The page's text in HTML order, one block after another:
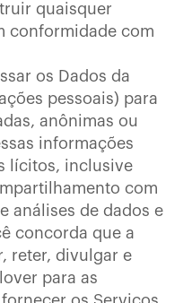
quaisquer
conformidade com
os Dados da
pessoais) para
anônimas ou
informações
lícitos, inclusive
com
análises de dados e
concorda que a
reter, divulgar e
para as